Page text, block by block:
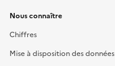
Nous connaître
Chiffres
Mise à disposition des données